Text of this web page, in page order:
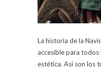
La historia de la
accesible para todos
estética. Así son los